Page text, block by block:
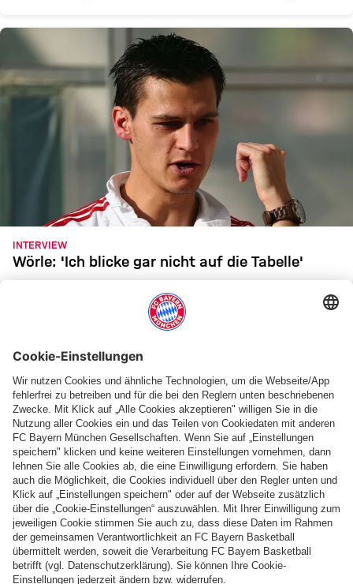
INTERVIEW
Wörle: 'Ich blicke gar nicht auf die Tabelle'
'EINE TOLLE HERAUSFORDERUNG'
FCB-Frauen starten in Wolfsburg